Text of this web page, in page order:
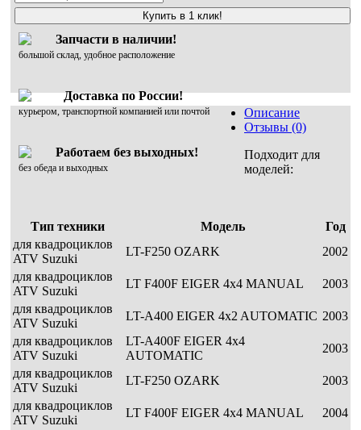
Купить в 1 клик!
Запчасти в наличии!
большой склад, удобное расположение
Доставка по России!
курьером, транспортной компанией или почтой
Работаем без выходных!
без обеда и выходных
Описание
Отзывы (0)
Подходит для
моделей:
Тип техники Модель
Год
для квадроциклов
ATV Suzuki
LT-F250 OZARK
2002
для квадроциклов
ATV Suzuki
LT F400F EIGER 4x4 MANUAL
2003
для квадроциклов
ATV Suzuki
LT-A400 EIGER 4x2 AUTOMATIC 2003
для квадроциклов
ATV Suzuki
LT-A400F EIGER 4x4
AUTOMATIC
2003
для квадроциклов
ATV Suzuki
LT-F250 OZARK
2003
для квадроциклов
ATV Suzuki
LT F400F EIGER 4x4 MANUAL
2004